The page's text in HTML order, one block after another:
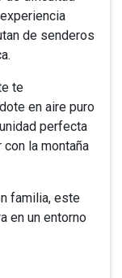
de senderos
te
en aire puro
perfecta
la montaña
familia, este
en un entorno